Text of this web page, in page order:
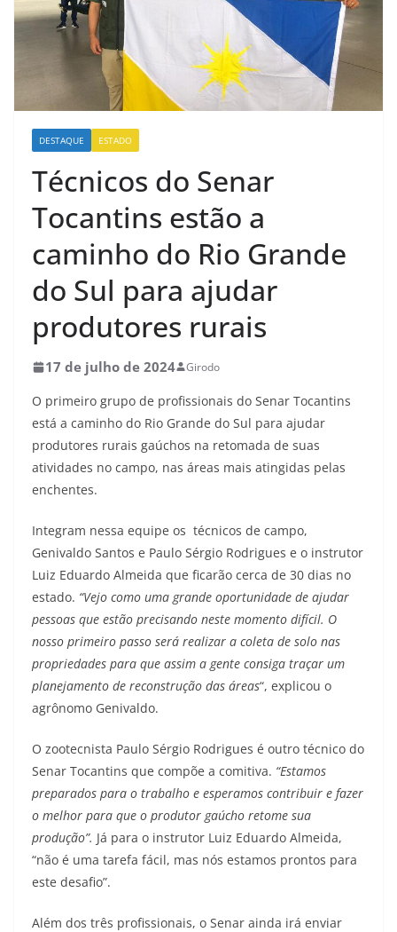
DESTAQUE ESTADO
Técnicos do Senar
Tocantins estão a
caminho do Rio Grande
do Sul para ajudar
produtores rurais
17 de julho de 2024 Girodo
O primeiro grupo de profissionais do Senar Tocantins
está a caminho do Rio Grande do Sul para ajudar
produtores rurais gaúchos na retomada de suas
atividades no campo, nas áreas mais atingidas pelas
enchentes.
Integram nessa equipe os técnicos de campo,
Genivaldo Santos e Paulo Sérgio Rodrigues e o instrutor
Luiz Eduardo Almeida que ficarão cerca de 30 dias no
estado. “Vejo como uma grande oportunidade de ajudar
pessoas que estão precisando neste momento difícil. O
nosso primeiro passo será realizar a coleta de solo nas
propriedades para que assim a gente consiga traçar um
planejamento de reconstrução das áreas“, explicou o
agrônomo Genivaldo.
O zootecnista Paulo Sérgio Rodrigues é outro técnico do
Senar Tocantins que compõe a comitiva. “Estamos
preparados para o trabalho e esperamos contribuir e fazer
o melhor para que o produtor gaúcho retome sua
produção”. Já para o instrutor Luiz Eduardo Almeida,
“não é uma tarefa fácil, mas nós estamos prontos para
este desafio”.
Além dos três profissionais, o Senar ainda irá enviar